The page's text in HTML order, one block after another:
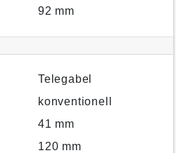
92 mm
Telegabel
konventionell
41 mm
120 mm